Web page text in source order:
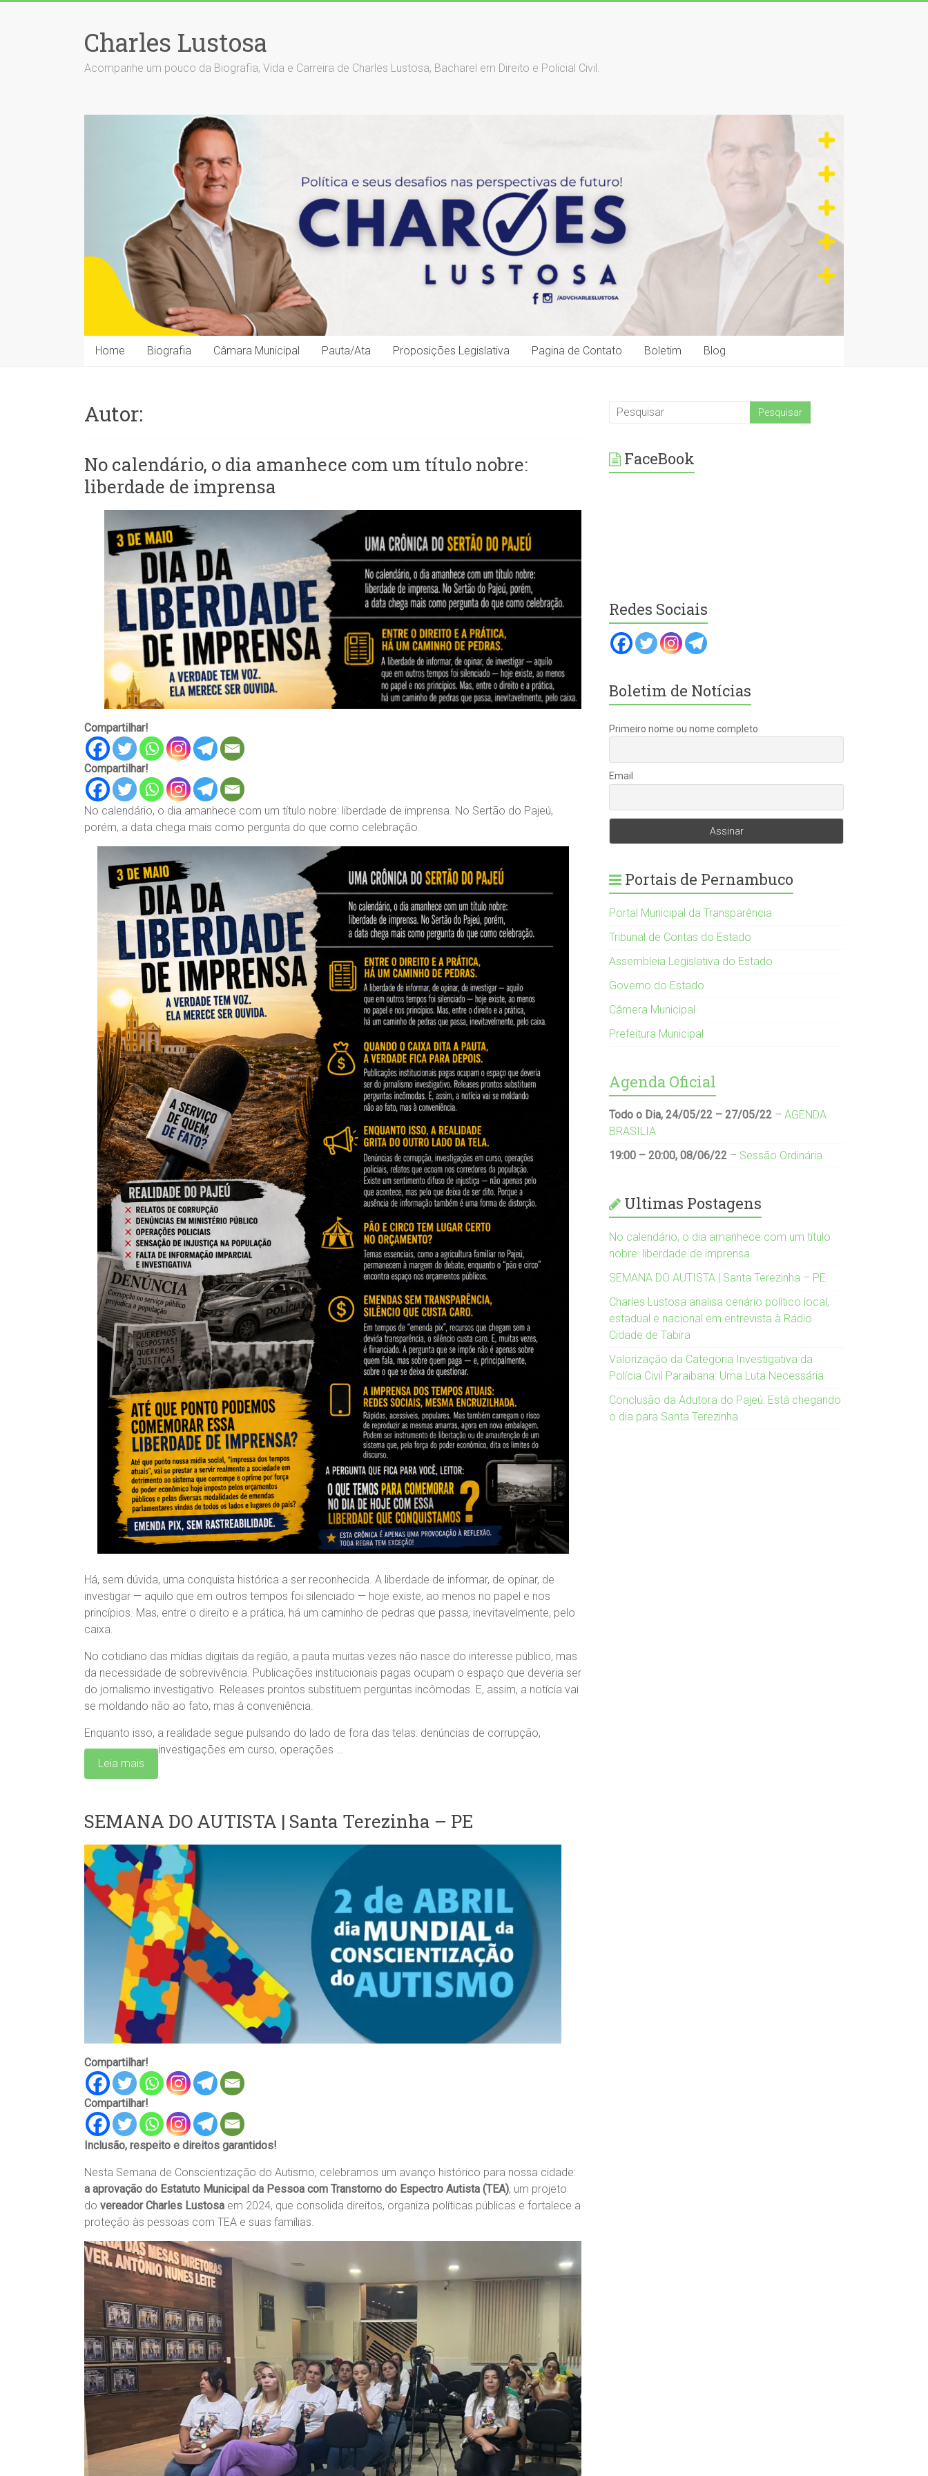
Charles Lustosa
Acompanhe um pouco da Biografia, Vida e Carreira de Charles Lustosa, Bacharel em Direito e Policial Civil.
Home Biografia Câmara Municipal Pauta/Ata Proposições Legislativa Pagina de Contato Boletim Blog
Autor:
No calendário, o dia amanhece com um título nobre:
liberdade de imprensa
Compartilhar!
Compartilhar!
No calendário, o dia amanhece com um título nobre: liberdade de imprensa. No Sertão do Pajeú,
porém, a data chega mais como pergunta do que como celebração.
Há, sem dúvida, uma conquista histórica a ser reconhecida. A liberdade de informar, de opinar, de
investigar — aquilo que em outros tempos foi silenciado — hoje existe, ao menos no papel e nos
princípios. Mas, entre o direito e a prática, há um caminho de pedras que passa, inevitavelmente, pelo
caixa.
No cotidiano das mídias digitais da região, a pauta muitas vezes não nasce do interesse público, mas
da necessidade de sobrevivência. Publicações institucionais pagas ocupam o espaço que deveria ser
do jornalismo investigativo. Releases prontos substituem perguntas incômodas. E, assim, a notícia vai
se moldando não ao fato, mas à conveniência.
Enquanto isso, a realidade segue pulsando do lado de fora das telas: denúncias de corrupção,
investigações em curso, operações …
Leia mais
SEMANA DO AUTISTA | Santa Terezinha – PE
Compartilhar!
Compartilhar!
Inclusão, respeito e direitos garantidos!
Nesta Semana de Conscientização do Autismo, celebramos um avanço histórico para nossa cidade:
a aprovação do Estatuto Municipal da Pessoa com Transtorno do Espectro Autista (TEA), um projeto
do vereador Charles Lustosa em 2024, que consolida direitos, organiza políticas públicas e fortalece a
proteção às pessoas com TEA e suas famílias.
FaceBook
Redes Sociais
Boletim de Notícias
Primeiro nome ou nome completo
Email
Portais de Pernambuco
Portal Municipal da Transparência
Tribunal de Contas do Estado
Assembleia Legislativa do Estado
Governo do Estado
Câmera Municipal
Prefeitura Municipal
Agenda Oficial
Todo o Dia,24/05/22 – 27/05/22 –AGENDA
BRASILIA
19:00 – 20:00,08/06/22 – Sessão Ordinária
Ultimas Postagens
No calendário, o dia amanhece com um título
nobre: liberdade de imprensa
SEMANA DO AUTISTA | Santa Terezinha – PE
Charles Lustosa analisa cenário político local,
estadual e nacional em entrevista à Rádio
Cidade de Tabira
Valorização da Categoria Investigativa da
Polícia Civil Paraibana: Uma Luta Necessária
Conclusão da Adutora do Pajeú: Está chegando
o dia para Santa Terezinha